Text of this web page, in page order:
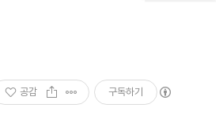
공감 구독하기